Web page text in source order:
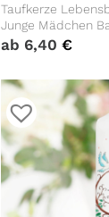
Taufkerze
Junge Mädchen
bedruckt mit
Taufspruch
ab 6,40 €